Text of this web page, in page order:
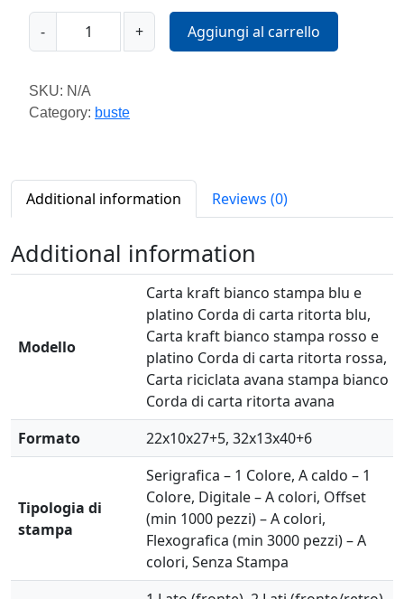
-
S
R
+ Aggiungi al carrello
SKU: N/A
Category: buste
Additional information Reviews (0)
Additional information
Modello
Carta kraft bianco stampa blu e
platino Corda di carta ritorta blu,
Carta kraft bianco stampa rosso e
platino Corda di carta ritorta rossa,
Carta riciclata avana stampa bianco
Corda di carta ritorta avana
Formato
22x10x27+5, 32x13x40+6
Tipologia di
stampa
Serigrafica – 1 Colore, A caldo – 1
Colore, Digitale – A colori, Offset
(min 1000 pezzi) – A colori,
Flexografica (min 3000 pezzi) – A
colori, Senza Stampa